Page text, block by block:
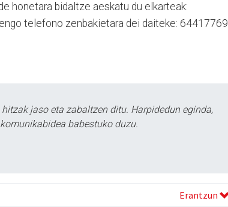
honetara bidaltze aeskatu du elkarteak:
telefono zenbakietara dei daiteke:
jaso eta zabaltzen ditu. Harpidedun eginda,
babestuko duzu.
Erantzun